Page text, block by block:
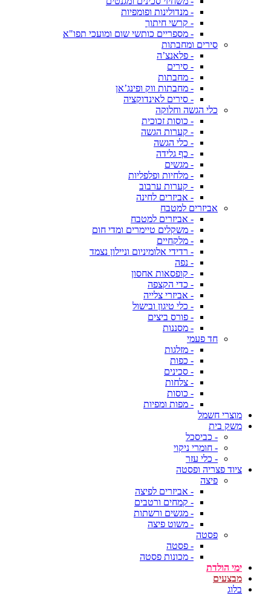
- מנדולינות ופומפיות
- קרשי חיתוך
- מספריים כותשי שום ומועכי תפו"א
סירים ומחבתות
- פלאנצ’ה
- סירים
- מחבתות
- מחבתות ווק ופינג’אן
- סירים לאינדוקציה
כלי הגשה וחלוקה
- כוסות זכוכית
- קערות הגשה
- כלי הגשה
- כף גלידה
- מגשים
- מלחיות ופלפליות
- קערות ערבוב
- אביזרים לחינה
אביזרים למטבח
- אביזרים למטבח
- משקלים טיימרים ומדי חום
- מלקחיים
- רדידי אלומיניום וניילון נצמד
- נפה
- קופסאות אחסון
- כדי הקצפה
- אביזרי צלייה
- כלי טיגון ובישול
- פורס ביצים
- מסננות
חד פעמי
- מזלגות
- כפות
- סכינים
- צלחות
- כוסות
- מפות ומפיות
מוצרי חשמל
משק בית
- כביסכל
- חומרי ניקוי
- כלי עזר
ציוד פצריה ופסטה
פיצה
- אביזרים לפיצה
- קמחים ורטבים
- מגשים ורשתות
- משוט פיצה
פסטה
- פסטה
- מכונות פסטה
ימי הולדת
מבצעים
בלוג